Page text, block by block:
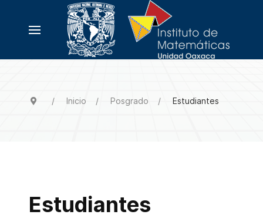
Inicio Posgrado Estudiantes
Estudiantes